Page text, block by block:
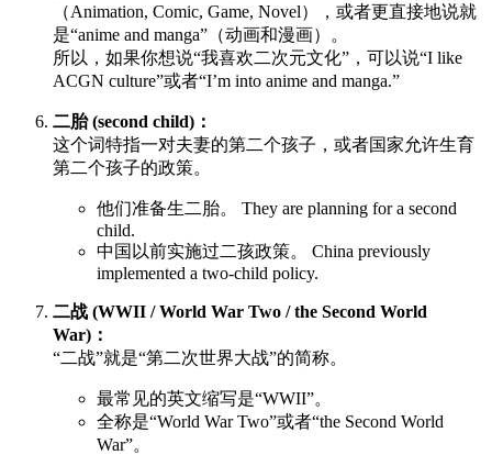
（Animation, Comic, Game, Novel），或者更直接地说就
是“anime and manga”（动画和漫画）。
所以，如果你想说“我喜欢二次元文化”，可以说“I like
ACGN culture”或者“I’m into anime and manga.”
二胎 (second child)：
这个词特指一对夫妻的第二个孩子，或者国家允许生育
第二个孩子的政策。
他们准备生二胎。 They are planning for a second
child.
中国以前实施过二孩政策。 China previously
implemented a two-child policy.
二战 (WWII / World War Two / the Second World
War)：
“二战”就是“第二次世界大战”的简称。
最常见的英文缩写是“WWII”。
全称是“World War Two”或者“the Second World
War”。